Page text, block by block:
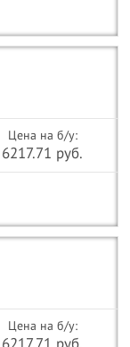
Цена на б/у:
6217.71 руб.
Цена на б/у: